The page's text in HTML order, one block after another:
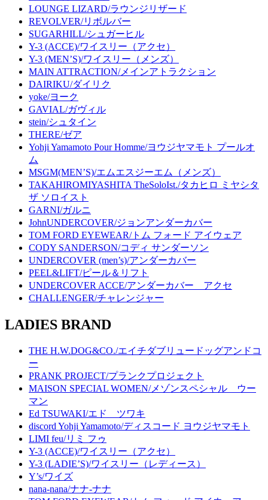
LOUNGE LIZARD/ラウンジリザード
REVOLVER/リボルバー
SUGARHILL/シュガーヒル
Y-3 (ACCE)/ワイスリー（アクセ）
Y-3 (MEN’S)/ワイスリー（メンズ）
MAIN ATTRACTION/メインアトラクション
DAIRIKU/ダイリク
yoke/ヨーク
GAVIAL/ガヴィル
stein/シュタイン
THERE/ゼア
Yohji Yamamoto Pour Homme/ヨウジヤマモト プールオ
ム
MSGM(MEN’S)/エムエスジーエム（メンズ）
TAKAHIROMIYASHITA TheSoloIst./タカヒロ ミヤシタ
ザ ソロイスト
GARNI/ガルニ
JohnUNDERCOVER/ジョンアンダーカバー
TOM FORD EYEWEAR/トム フォード アイウェア
CODY SANDERSON/コディ サンダーソン
UNDERCOVER (men’s)/アンダーカバー
PEEL&LIFT/ピール＆リフト
UNDERCOVER ACCE/アンダーカバー アクセ
CHALLENGER/チャレンジャー
LADIES BRAND
THE H.W.DOG&CO./エイチダブリュードッグアンドコ
ー
PRANK PROJECT/プランクプロジェクト
MAISON SPECIAL WOMEN/メゾンスペシャル ウー
マン
Ed TSUWAKI/エド ツワキ
discord Yohji Yamamoto/ディスコード ヨウジヤマモト
LIMI feu/リミ フゥ
Y-3 (ACCE)/ワイスリー（アクセ）
Y-3 (LADIE’S)/ワイスリー（レディース）
Y’s/ワイズ
nana-nana/ナナ-ナナ